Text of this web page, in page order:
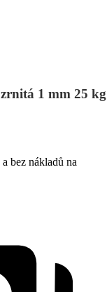
1 mm 25 kg
bez nákladů na